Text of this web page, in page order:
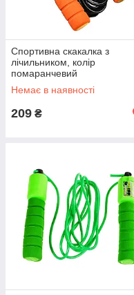
Спортивна скакалка з
лічильником, колір
помаранчевий
Немає в наявності
209 ₴